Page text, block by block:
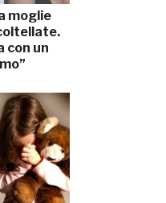
moglie
con un